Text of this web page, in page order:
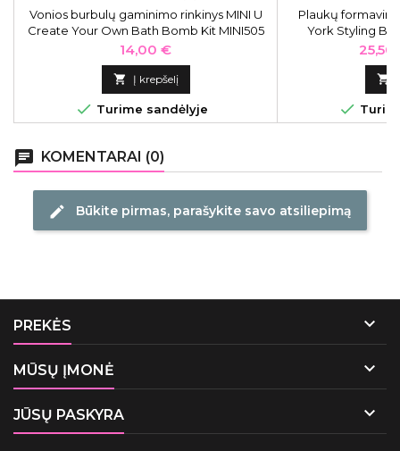
Vonios burbulų gaminimo rinkinys MINI U
Create Your Own Bath Bomb Kit MINI505
Kaina
14,00 €
 Į krepšelį
 Turime sandėlyje
Plaukų
York Styling
Kaina
25,50


chat KOMENTARAI (0)
edit Būkite pirmas, parašykite savo atsiliepimą
PREKĖS 
MŪSŲ ĮMONĖ 
JŪSŲ PASKYRA 